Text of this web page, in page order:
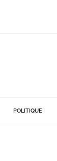
POLITIQUE